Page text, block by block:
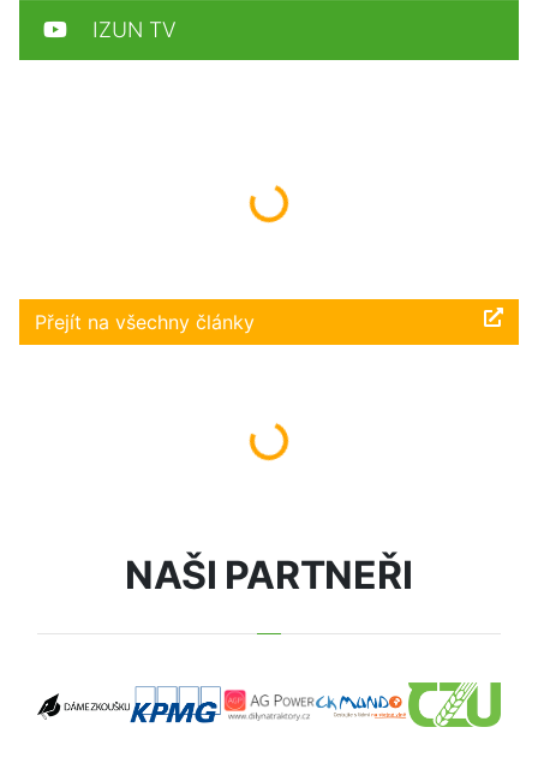
Načítám...
Přejít na všechny články
Načítám...
IZUN TV
NAŠI PARTNEŘI